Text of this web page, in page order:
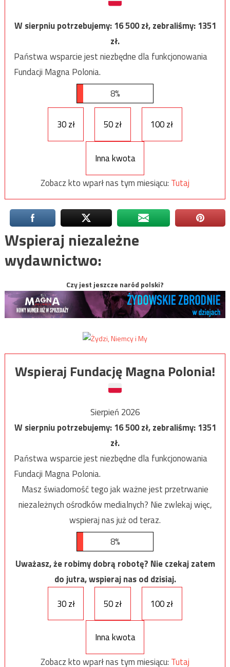
W sierpniu potrzebujemy:16 500zł, zebraliśmy:1351
zł.
Państwa wsparcie jest niezbędne dla funkcjonowania
Fundacji Magna Polonia.
8%
30 zł 50 zł 100 zł
Inna kwota
Zobacz kto wparł nas tym miesiącu: Tutaj
Wspieraj niezależne
wydawnictwo:
Czy jest jeszcze naród polski?
Wspieraj Fundację Magna Polonia!
Sierpień 2026
W sierpniu potrzebujemy:16 500zł, zebraliśmy:1351
zł.
Państwa wsparcie jest niezbędne dla funkcjonowania
Fundacji Magna Polonia.
Masz świadomość tego jak ważne jest przetrwanie
niezależnych ośrodków medialnych? Nie zwlekaj więc,
wspieraj nas już od teraz.
8%
Uważasz, że robimy dobrą robotę? Nie czekaj zatem
do jutra, wspieraj nas od dzisiaj.
30 zł
50 zł 100 zł
Inna kwota
Zobacz kto wparł nas tym miesiącu: Tutaj